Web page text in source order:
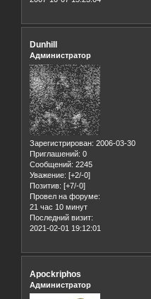
Dunhill
Администратор
Зарегистрирован: 2006-03-30
Приглашений: 0
Сообщений: 2245
Уважение: [+2/-0]
Позитив: [+7/-0]
Провел на форуме:
21 час 10 минут
Последний визит:
2021-02-01 19:12:01
Apockriphos
Администратор